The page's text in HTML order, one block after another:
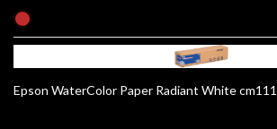
Epson WaterColor Paper Radiant White